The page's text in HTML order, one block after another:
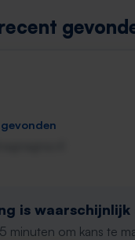
is waarschijnlijk
minuten om kans te